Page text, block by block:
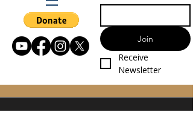
Join
Receive
Newsletter